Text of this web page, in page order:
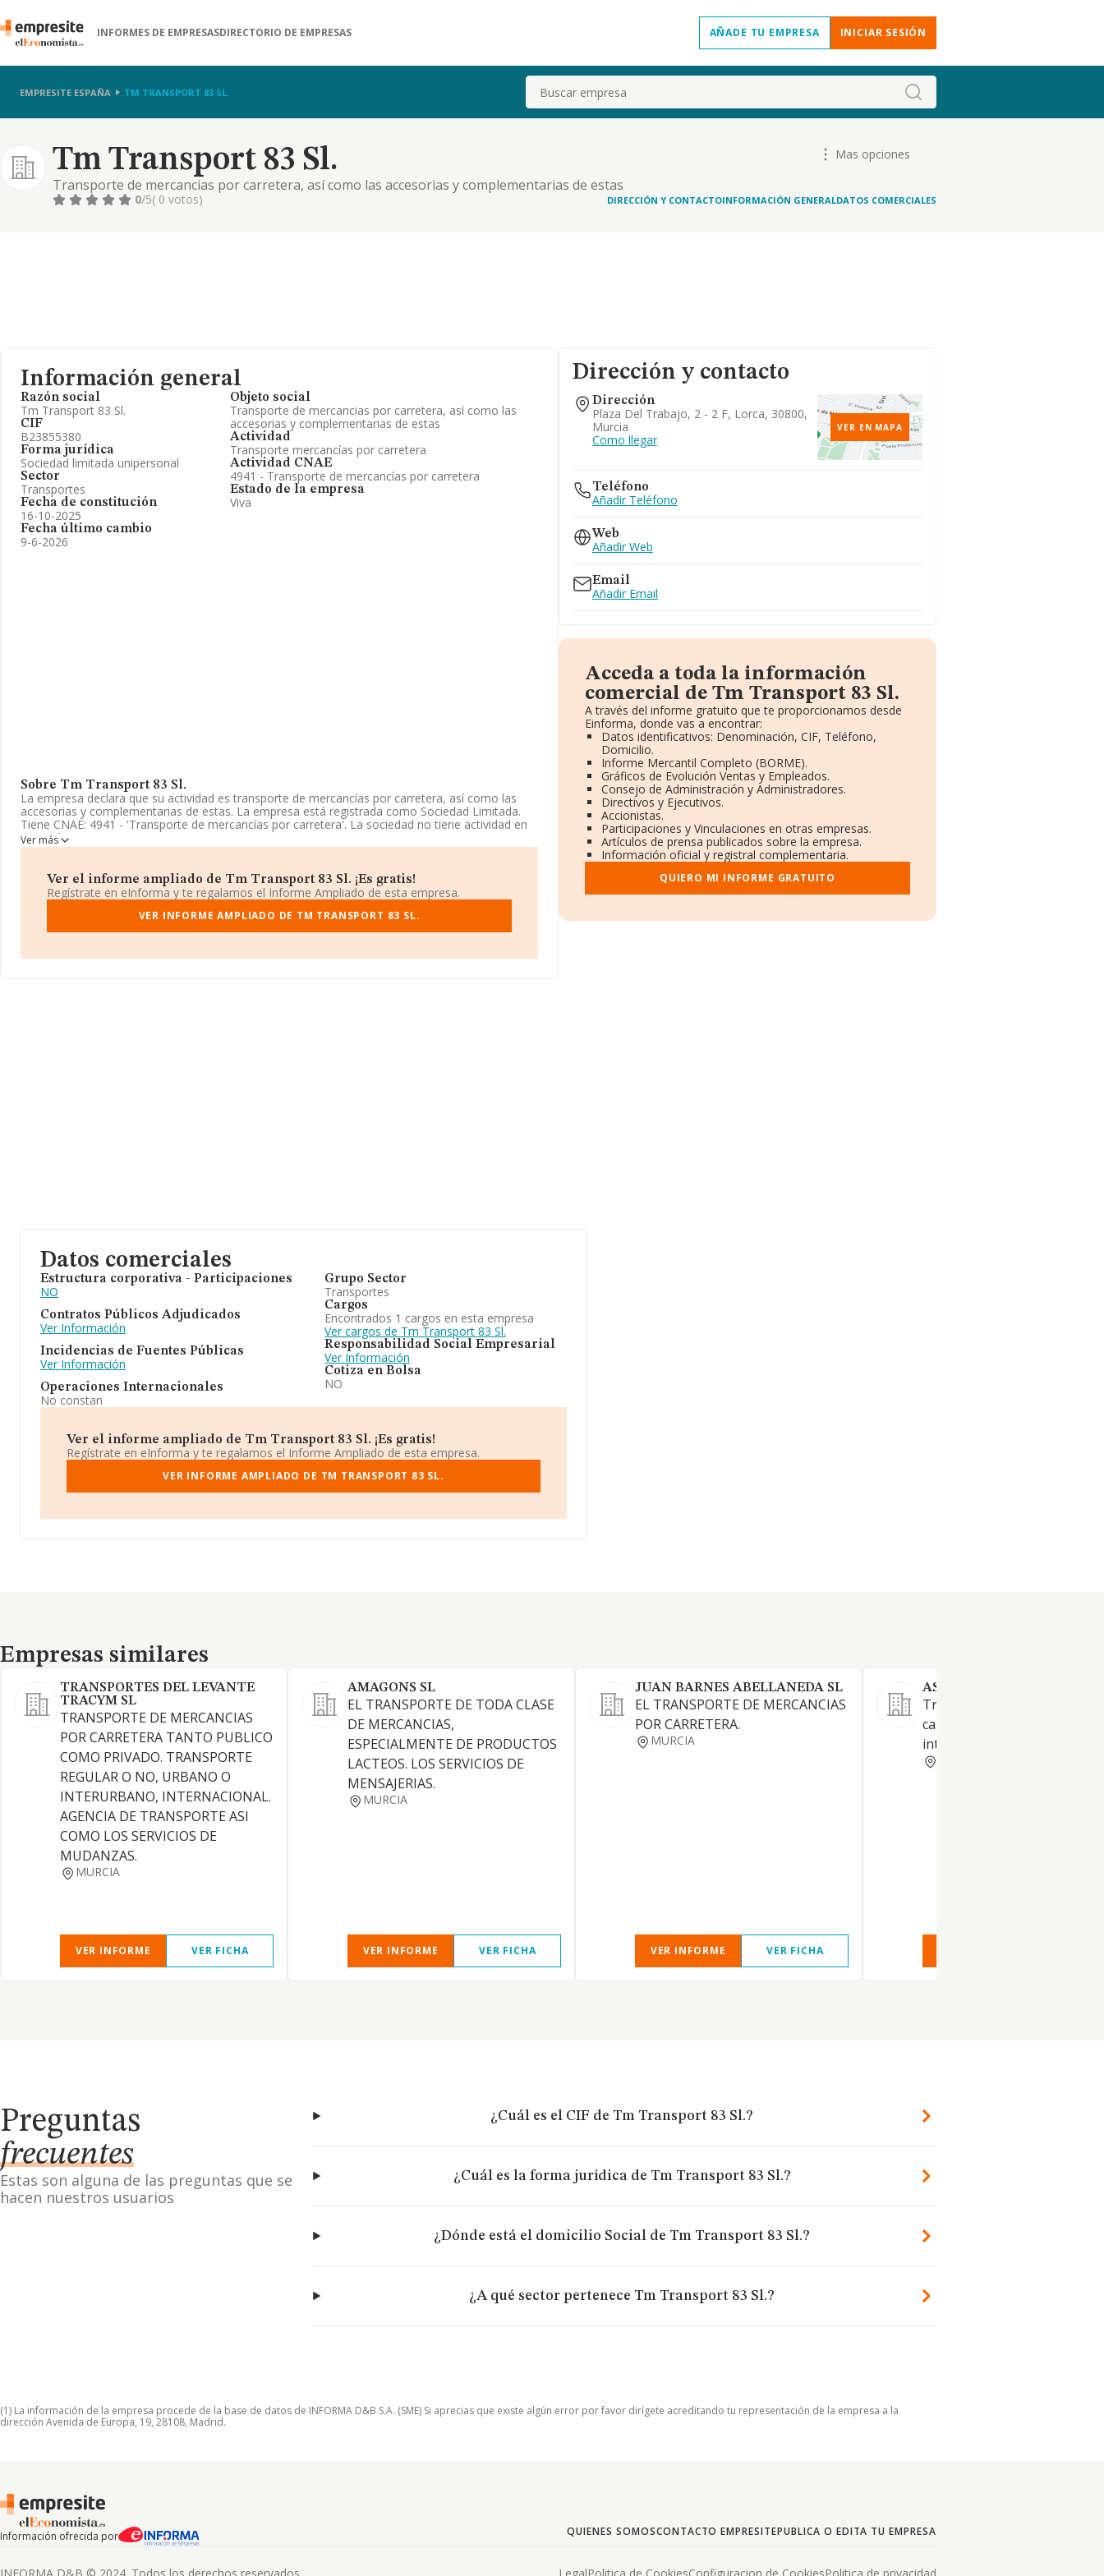
INFORMES DE EMPRESASDIRECTORIO DE EMPRESAS AÑADE TU EMPRESA INICIAR SESIÓN
EMPRESITE ESPAÑA TM TRANSPORT 83 SL. Buscar
Tm Transport 83 Sl.
Transporte de mercancias por carretera, así como las accesorias y complementarias de estas
Mas opciones
0/5( 0 votos) DIRECCIÓN Y CONTACTOINFORMACIÓN GENERALDATOS COMERCIALES
Información general
Razón social
Tm Transport 83 Sl.
CIF
B23855380
Forma jurídica
Sociedad limitada unipersonal
Sector
Transportes
Fecha de constitución
16-10-2025
Fecha último cambio
9-6-2026
Objeto social
Transporte de mercancias por carretera, así como las
accesorias y complementarias de estas
Actividad
Transporte mercancías por carretera
Actividad CNAE
4941 - Transporte de mercancías por carretera
Estado de la empresa
Viva
Sobre Tm Transport 83 Sl.
La empresa declara que su actividad es transporte de mercancías por carretera, así como las
accesorias y complementarias de estas. La empresa está registrada como Sociedad Limitada.
Tiene CNAE: 4941 - 'Transporte de mercancías por carretera'. La sociedad no tiene actividad en
mercados exteriores.
situada en Plaza Del Trabajo núm. 2 2 F, (30800), en el municipio de Lorca, Murcia.
En base a la información de la que dispone INFORMA sobre 62.013 compañías, a nivel nacional
la facturación asciende a 44.874 millones de euros y se estima que el promedio de la facturación
entre todas las empresas es de 723 mil euros. Teniendo en cuenta la información sobre Murcia,
millones de euros. Como información adicional de interés, la media de empleados es de 5. La
Ver más
Ver el informe ampliado de Tm Transport 83 Sl. ¡Es gratis!
Regístrate en eInforma y te regalamos el Informe Ampliado de esta empresa.
VER INFORME AMPLIADO DE TM TRANSPORT 83 SL.
Dirección y contacto
Dirección
Plaza Del Trabajo, 2 - 2 F, Lorca, 30800,
Murcia
Como llegar
VER EN MAPA
Teléfono
Añadir Teléfono
Web
Añadir Web
Email
Añadir Email
Acceda a toda la información
comercial de Tm Transport 83 Sl.
A través del informe gratuito que te proporcionamos desde
Einforma, donde vas a encontrar:
Datos identificativos: Denominación, CIF, Teléfono,
Domicilio.
Informe Mercantil Completo (BORME).
Gráficos de Evolución Ventas y Empleados.
Consejo de Administración y Administradores.
Directivos y Ejecutivos.
Accionistas.
Participaciones y Vinculaciones en otras empresas.
Artículos de prensa publicados sobre la empresa.
Información oficial y registral complementaria.
QUIERO MI INFORME GRATUITO
Datos comerciales
Estructura corporativa - Participaciones
NO
Contratos Públicos Adjudicados
Ver Información
Incidencias de Fuentes Públicas
Ver Información
Operaciones Internacionales
No constan
Grupo Sector
Transportes
Cargos
Encontrados 1 cargos en esta empresa
Ver cargos de Tm Transport 83 Sl.
Responsabilidad Social Empresarial
Ver Información
Cotiza en Bolsa
NO
Ver el informe ampliado de Tm Transport 83 Sl. ¡Es gratis!
Regístrate en eInforma y te regalamos el Informe Ampliado de esta empresa.
VER INFORME AMPLIADO DE TM TRANSPORT 83 SL.
Empresas similares
Empresas similares
TRANSPORTES DEL LEVANTE
TRACYM SL
TRANSPORTE DE MERCANCIAS
POR CARRETERA TANTO PUBLICO
COMO PRIVADO. TRANSPORTE
REGULAR O NO, URBANO O
INTERURBANO, INTERNACIONAL.
AGENCIA DE TRANSPORTE ASI
COMO LOS SERVICIOS DE
MUDANZAS.
MURCIA
VER INFORME VER FICHA
AMAGONS SL
EL TRANSPORTE DE TODA CLASE
DE MERCANCIAS,
ESPECIALMENTE DE PRODUCTOS
LACTEOS. LOS SERVICIOS DE
MENSAJERIAS.
MURCIA
VER INFORME VER FICHA
JUAN BARNES ABELLANEDA SL
EL TRANSPORTE DE MERCANCIAS
POR CARRETERA.
MURCIA
VER INFORME VER FICHA
ASCENSION GARCIA S.L.
Transporte de mercancías
carretera a nivel nacional e
internacional
Preguntas
frecuentes
Estas son alguna de las preguntas que se
hacen nuestros usuarios
¿Cuál es el CIF de Tm Transport 83 Sl.?
¿Cuál es la forma jurídica de Tm Transport 83 Sl.?
¿Dónde está el domicilio Social de Tm Transport 83 Sl.?
¿A qué sector pertenece Tm Transport 83 Sl.?
(1) La información de la empresa procede de la base de datos de INFORMA D&B S.A. (SME) Si aprecias que existe algún error por favor dirígete acreditando tu representación de la empresa a la
dirección Avenida de Europa, 19, 28108, Madrid.
Información ofrecida por QUIENES SOMOSCONTACTO EMPRESITEPUBLICA O EDITA TU EMPRESA